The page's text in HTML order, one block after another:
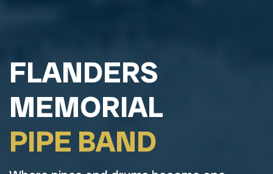
FLANDERS
MEMORIAL
PIPE BAND